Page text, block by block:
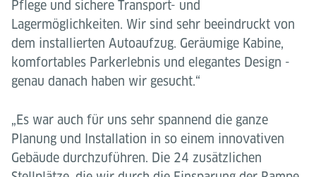
Pflege und sichere Transport- und
Lagermöglichkeiten. Wir sind sehr beeindruckt von
dem installierten Autoaufzug. Geräumige Kabine,
komfortables Parkerlebnis und elegantes Design -
genau danach haben wir gesucht.“
„Es war auch für uns sehr spannend die ganze
Planung und Installation in so einem innovativen
Gebäude durchzuführen. Die 24 zusätzlichen